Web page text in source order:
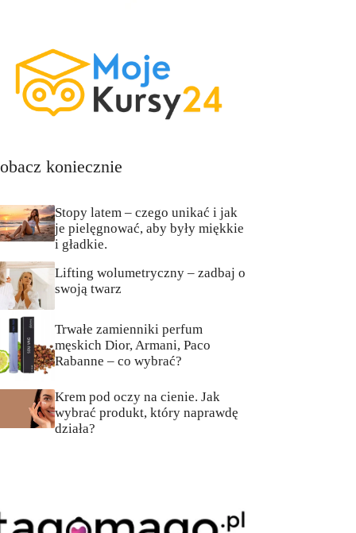
koniecznie
Stopy latem – czego unikać i jak
je pielęgnować, aby były miękkie
i gładkie.
Lifting wolumetryczny – zadbaj o
swoją twarz
Trwałe zamienniki perfum
męskich Dior, Armani, Paco
Rabanne – co wybrać?
Krem pod oczy na cienie. Jak
wybrać produkt, który naprawdę
działa?